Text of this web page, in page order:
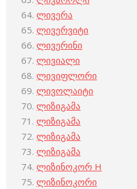
ლივერა
ლივერვიტი
ლივერინი
ლივიალი
ლივიფლორი
ლივოლაიტი
ლიზიგამა
ლიზიგამა
ლიზიგამა
ლიზიგამა
ლიზინოკორ H
ლიზინოკორი